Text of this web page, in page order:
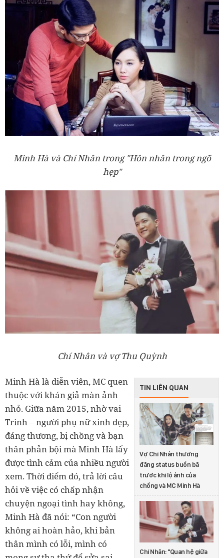
Minh Hà và Chí Nhân trong "Hôn nhân trong ngõ
hẹp"
Chí Nhân và vợ Thu Quỳnh
TIN LIÊN QUAN
Vợ Chí Nhân thường
đăng status buồn bã
trước khi lộ ảnh của
chồng và MC Minh Hà
Chí Nhân: "Quan hệ giữa
Minh Hà là diễn viên, MC quen
thuộc với khán giả màn ảnh
nhỏ. Giữa năm 2015, nhờ vai
Trinh – người phụ nữ xinh đẹp,
đáng thương, bị chồng và bạn
thân phản bội mà Minh Hà lấy
được tình cảm của nhiều người
xem. Thời điểm đó, trả lời câu
hỏi về việc có chấp nhận
chuyện ngoại tình hay không,
Minh Hà đã nói: “Con người
không ai hoàn hảo, khi bản
thân mình có lỗi, mình có